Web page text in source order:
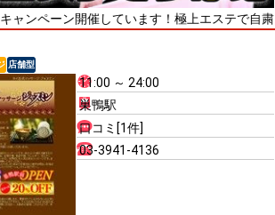
ン開催しています！極上エステで自粛疲れを
店舗型
11:00 ～ 24:00
巣鴨駅
口コミ[1件]
03-3941-4136